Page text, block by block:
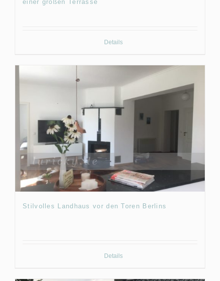
einer großen Terrasse
Details
Stilvolles Landhaus vor den Toren Berlins
Details